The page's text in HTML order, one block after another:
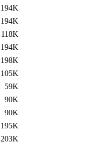
194K
194K
118K
194K
198K
105K
59K
90K
90K
195K
203K